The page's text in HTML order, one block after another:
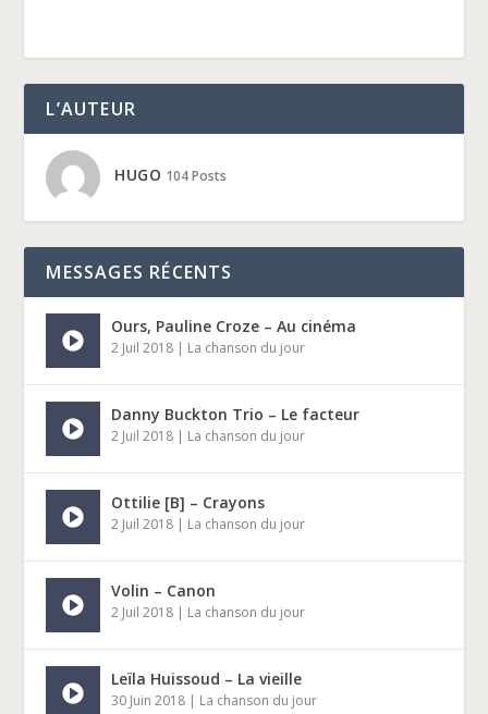
L’AUTEUR
HUGO 104 Posts
MESSAGES RÉCENTS
Ours, Pauline Croze – Au cinéma
2 Juil 2018 | La chanson du jour
Danny Buckton Trio – Le facteur
2 Juil 2018 | La chanson du jour
Ottilie [B] – Crayons
2 Juil 2018 | La chanson du jour
Volin – Canon
2 Juil 2018 | La chanson du jour
Leïla Huissoud – La vieille
30 Juin 2018 | La chanson du jour